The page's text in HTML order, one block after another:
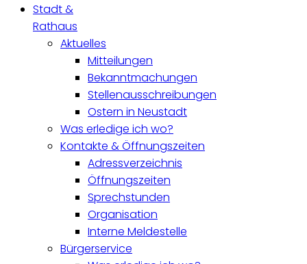
Stadt &
Rathaus
Aktuelles
Mitteilungen
Bekanntmachungen
Stellenausschreibungen
Ostern in Neustadt
Was erledige ich wo?
Kontakte & Öffnungszeiten
Adressverzeichnis
Öffnungszeiten
Sprechstunden
Organisation
Interne Meldestelle
Bürgerservice